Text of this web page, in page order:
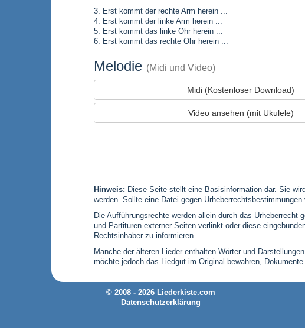
3. Erst kommt der rechte Arm herein ...
4. Erst kommt der linke Arm herein ...
5. Erst kommt das linke Ohr herein ...
6. Erst kommt das rechte Ohr herein ...
Melodie (Midi und Video)
Midi (Kostenloser Download)
Video ansehen (mit Ukulele)
Hinweis: Diese Seite stellt eine Basisinformation dar. Sie
werden. Sollte eine Datei gegen
Die Aufführungsrechte werden allein durch das
und Partituren externer Seiten verlinkt oder diese
Rechtsinhaber zu informieren.
Manche der älteren Lieder enthalten Wörter und
möchte jedoch das Liedgut im Original bewahren,
© 2008 - 2026 Liederkiste.com
Datenschutzerklärung